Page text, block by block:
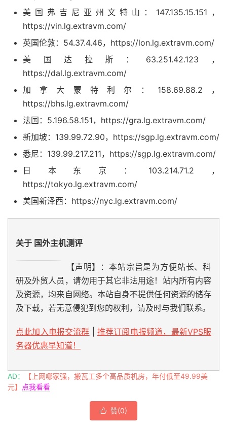
美国弗吉尼亚州文特山：147.135.15.151，
https://vin.lg.extravm.com/
英国伦敦：54.37.4.46，https://lon.lg.extravm.com/
美国达拉斯：63.251.42.123，
https://dal.lg.extravm.com/
加拿大蒙特利尔：158.69.88.2，
https://bhs.lg.extravm.com/
法国：5.196.58.151，https://gra.lg.extravm.com/
新加坡：139.99.72.90，https://sgp.lg.extravm.com/
悉尼：139.99.217.211，https://sgp.lg.extravm.com/
日本东京：103.214.71.2，
https://tokyo.lg.extravm.com/
美国新泽西：https://nyc.lg.extravm.com/
关于 国外主机测评
【声明】：本站宗旨是为方便站长、科
研及外贸人员，请勿用于其它非法用途！站内所有内容
及资源，均来自网络。本站自身不提供任何资源的储存
及下载，若无意侵犯到您的权利，请及时与我们联系。
点此加入电报交流群
推荐订阅电报频道，最新VPS服
务器优惠早知道！
AD：
【上网哪家强，搬瓦工多个高品质机房，年付低至49.99美
元】 点我看看
 赞(0)